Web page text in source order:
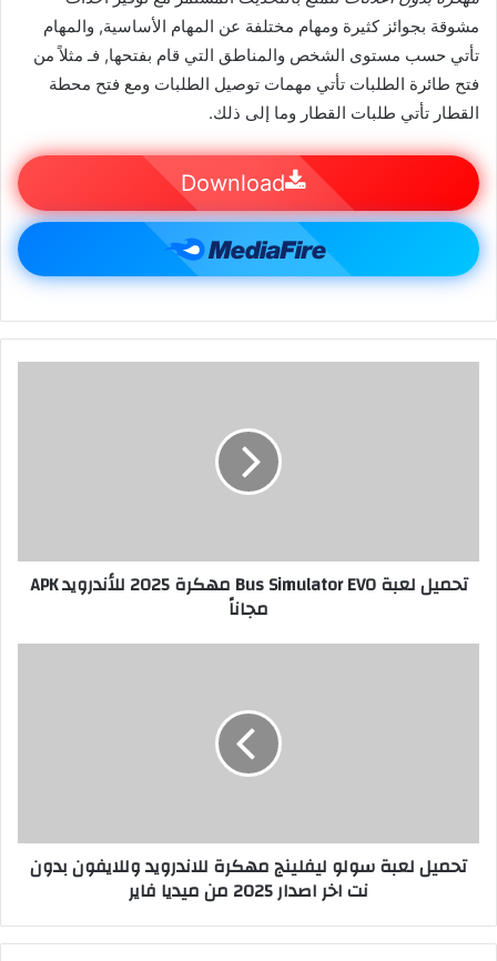
مشوقة بجوائز كثيرة ومهام مختلفة عن المهام الأساسية, والمهام
تأتي حسب مستوى الشخص والمناطق التي قام بفتحها, فـ مثلاً من
فتح طائرة الطلبات تأتي مهمات توصيل الطلبات ومع فتح محطة
القطار تأتي طلبات القطار وما إلى ذلك.
Download
تحميل لعبة Bus Simulator EVO مهكرة 2025 للأندرويد APK
مجاناً
تحميل لعبة سولو ليفلينج مهكرة للاندرويد وللايفون بدون
نت اخر اصدار 2025 من ميديا فاير